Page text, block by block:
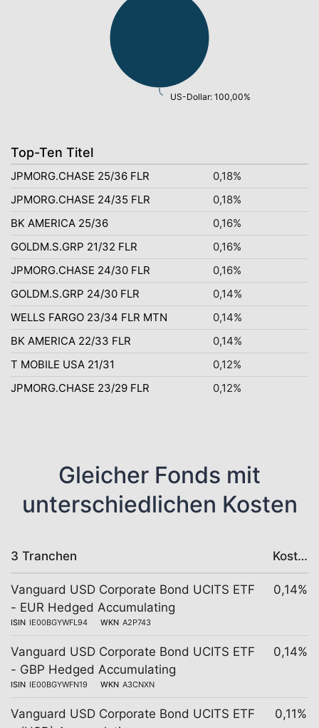
US-Dollar: 100,00%
Top-Ten Titel
JPMORG.CHASE 25/36 FLR
0,18%
JPMORG.CHASE 24/35 FLR
0,18%
BK AMERICA 25/36
0,16%
GOLDM.S.GRP 21/32 FLR
0,16%
JPMORG.CHASE 24/30 FLR
0,16%
GOLDM.S.GRP 24/30 FLR
0,14%
WELLS FARGO 23/34 FLR MTN
0,14%
BK AMERICA 22/33 FLR
0,14%
T MOBILE USA 21/31
0,12%
JPMORG.CHASE 23/29 FLR
0,12%
Gleicher Fonds mit
unterschiedlichen Kosten
3 Tranchen Kosten
Vanguard USD Corporate Bond UCITS ETF
- EUR Hedged Accumulating
ISIN IE00BGYWFL94 WKN A2P743
0,14%
Vanguard USD Corporate Bond UCITS ETF
- GBP Hedged Accumulating
ISIN IE00BGYWFN19 WKN A3CNXN
0,14%
Vanguard USD Corporate Bond UCITS ETF
0,11%